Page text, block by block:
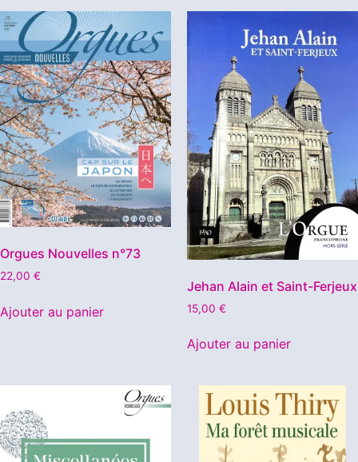
Orgues Nouvelles n°73
22,00 €
Ajouter au panier
Jehan Alain et Saint-Ferjeux
15,00 €
Ajouter au panier